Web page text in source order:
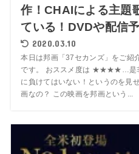
作！CHAIによる主題
ている！DVDや配信
2020.03.10
本日は邦画「37セカンズ」をご紹
です。 おススメ度は ★★★★…是
に負けてはいない！というのを見
画なの？ この映画を邦画という...